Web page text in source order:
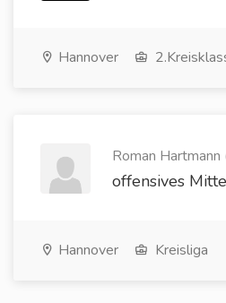
Hannover
Roman Hartmann
offensives
Hannover Kreisliga